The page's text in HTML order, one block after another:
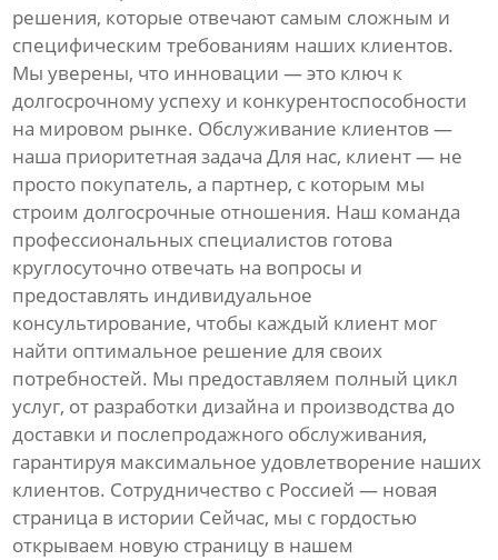
решения, которые отвечают самым сложным и
специфическим требованиям наших клиентов.
Мы уверены, что инновации — это ключ к
долгосрочному успеху и конкурентоспособности
на мировом рынке. Обслуживание клиентов —
наша приоритетная задача Для нас, клиент — не
просто покупатель, а партнер, с которым мы
строим долгосрочные отношения. Наш команда
профессиональных специалистов готова
круглосуточно отвечать на вопросы и
предоставлять индивидуальное
консультирование, чтобы каждый клиент мог
найти оптимальное решение для своих
потребностей. Мы предоставляем полный цикл
услуг, от разработки дизайна и производства до
доставки и послепродажного обслуживания,
гарантируя максимальное удовлетворение наших
клиентов. Сотрудничество с Россией — новая
страница в истории Сейчас, мы с гордостью
открываем новую страницу в нашем